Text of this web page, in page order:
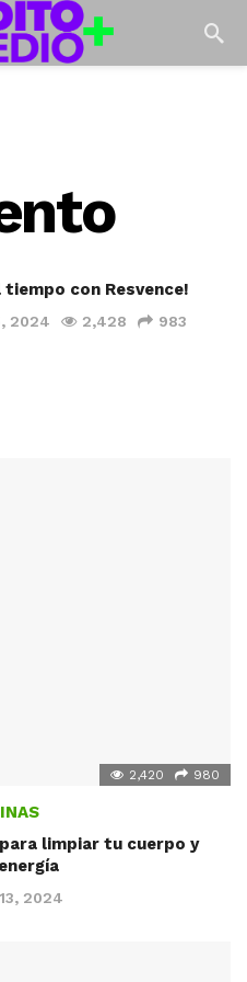
tiempo con Resvence!
2024 2,428 983
2,420 980
limpiar tu cuerpo y
2024